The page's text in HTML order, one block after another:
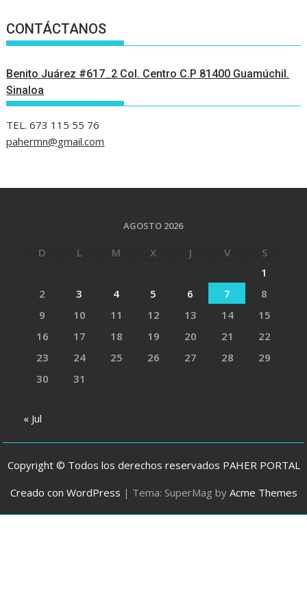
CONTÁCTANOS
Benito Juárez #617_2 Col. Centro C.P 81400 Guamúchil.
Sinaloa
TEL. 673 115 55 76
pahermn@gmail.com
AGOSTO 2026
D L M X J V
S
1
2
3 4 5 6 7
8
9
10 11 12 13 14
15
16
17 18 19 20 21
22
23
24 25 26 27 28
29
30
31
« Jul
Copyright © Todos los derechos reservados PAHER PORTAL
Creado con WordPress | Tema: SuperMag by Acme Themes